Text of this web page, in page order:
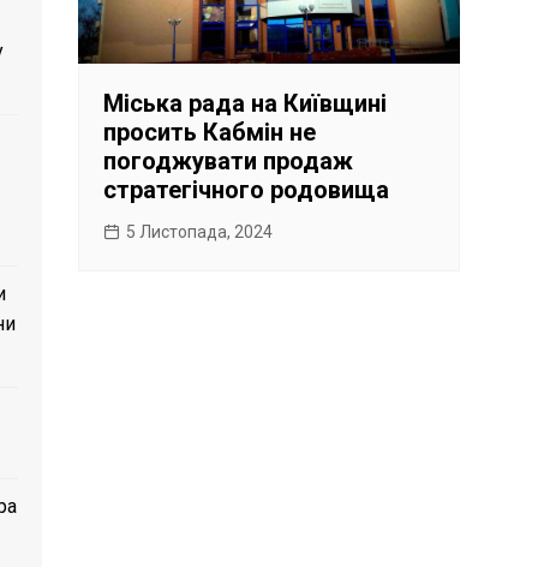
Міська рада на Київщині
просить Кабмін не
погоджувати продаж
стратегічного родовища
5 Листопада, 2024